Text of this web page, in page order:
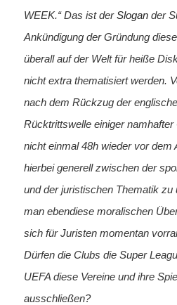
WEEK.“ Das ist derSlogander
Ankündigung der Gründung
überall auf der Welt für heiße
nicht extra thematisiert werden.
nach dem Rückzug der
Rücktrittswelle einiger
nicht einmal 48h wieder vor dem
hierbei generell zwischen der
und der juristischen Thematik
man ebendiese moralischen
sich für Juristen momentan
Dürfen die Clubs die Super
UEFA diese Vereine und ihre
ausschließen?